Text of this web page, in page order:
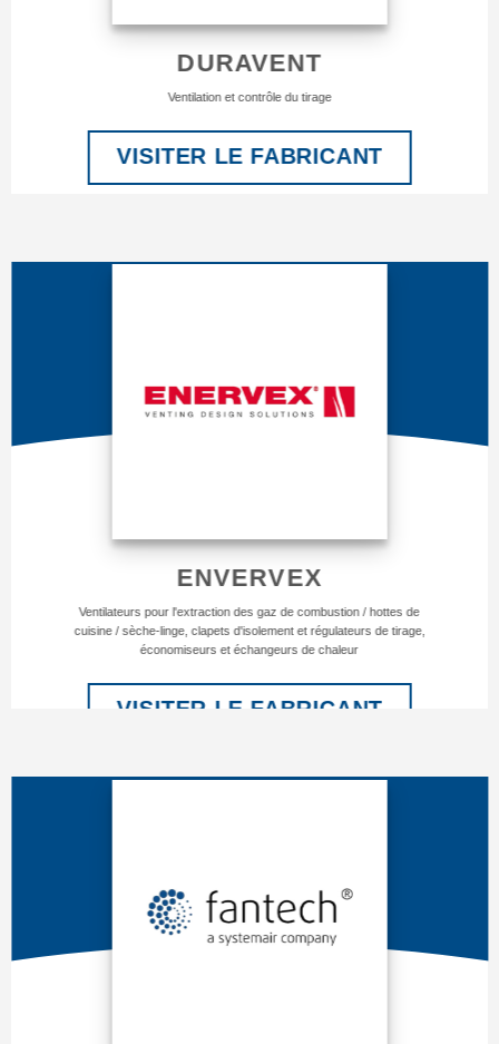
DURAVENT
Ventilation et contrôle du tirage
VISITER LE FABRICANT
ENVERVEX
Ventilateurs pour l'extraction des gaz de combustion / hottes de
cuisine / sèche-linge, clapets d'isolement et régulateurs de tirage,
économiseurs et échangeurs de chaleur
VISITER LE FABRICANT